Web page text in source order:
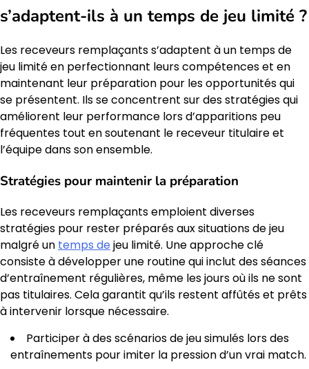
s’adaptent-ils à un temps de jeu limité ?
Les receveurs remplaçants s’adaptent à un temps de
jeu limité en perfectionnant leurs compétences et en
maintenant leur préparation pour les opportunités qui
se présentent. Ils se concentrent sur des stratégies qui
améliorent leur performance lors d’apparitions peu
fréquentes tout en soutenant le receveur titulaire et
l’équipe dans son ensemble.
Stratégies pour maintenir la préparation
Les receveurs remplaçants emploient diverses
stratégies pour rester préparés aux situations de jeu
malgré un temps de jeu limité. Une approche clé
consiste à développer une routine qui inclut des séances
d’entraînement régulières, même les jours où ils ne sont
pas titulaires. Cela garantit qu’ils restent affûtés et prêts
à intervenir lorsque nécessaire.
Participer à des scénarios de jeu simulés lors des
entraînements pour imiter la pression d’un vrai match.